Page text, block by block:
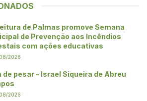
de Palmas promove Semana
de Prevenção aos Incêndios
com ações educativas
2026
de pesar – Israel Siqueira de Abreu
2026